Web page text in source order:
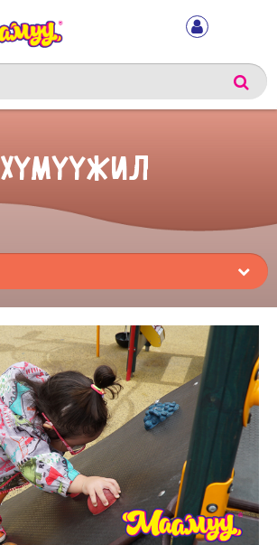
ХҮМҮҮЖИЛ